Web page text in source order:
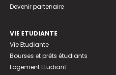
Devenir partenaire
VIE ETUDIANTE
Vie Etudiante
Bourses et prêts étudiants
Logement Etudiant